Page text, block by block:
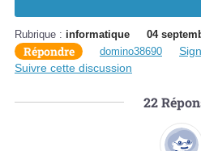
Rubrique : informatique 04
Répondre domino38690
Suivre cette discussion
22